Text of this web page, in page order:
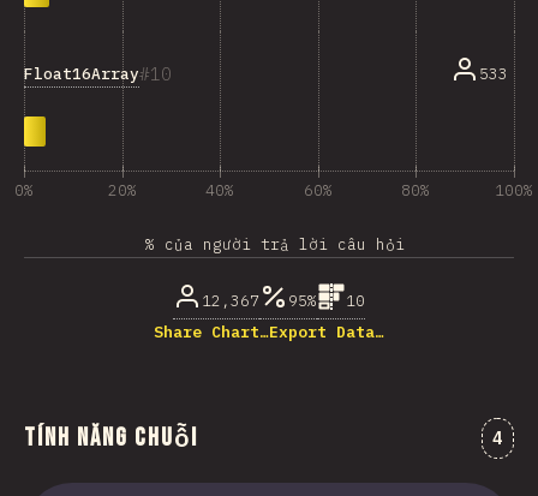
10
Float16Array 533
0% 20% 40% 60% 80% 100%
% của người trả lời câu hỏi
12,367 95%
10
Share Chart…Export Data…
Tính năng chuỗi 4